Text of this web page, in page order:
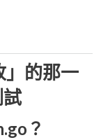
」的那一
？